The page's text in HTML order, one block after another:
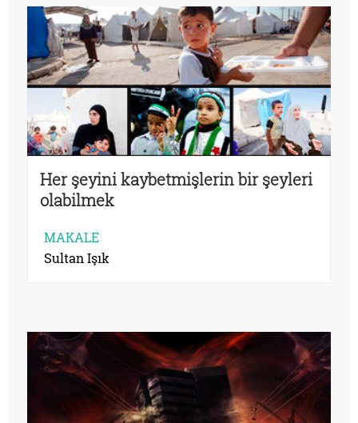
Her şeyini kaybetmişlerin bir şeyleri
olabilmek
MAKALE
Sultan Işık